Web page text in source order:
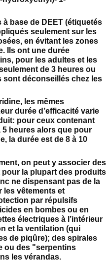
base de DEET (étiquetés
seulement sur les
en évitant les zones
Ils ont une durée
pour les adultes et les
de 3 heures ou
sont déconseillés chez les
les mêmes
durée d’efficacité varie
pour ceux contenant
5 heures alors que pour
la durée est de 8 à 10
on peut y associer des
pour la plupart des produits
ne dispensant pas de la
les vêtements et
par répulsifs
en bombes ou en
électriques à l’intérieur
et la ventilation (qui
de piqûre); des spirales
ou des "serpentins
les vérandas.